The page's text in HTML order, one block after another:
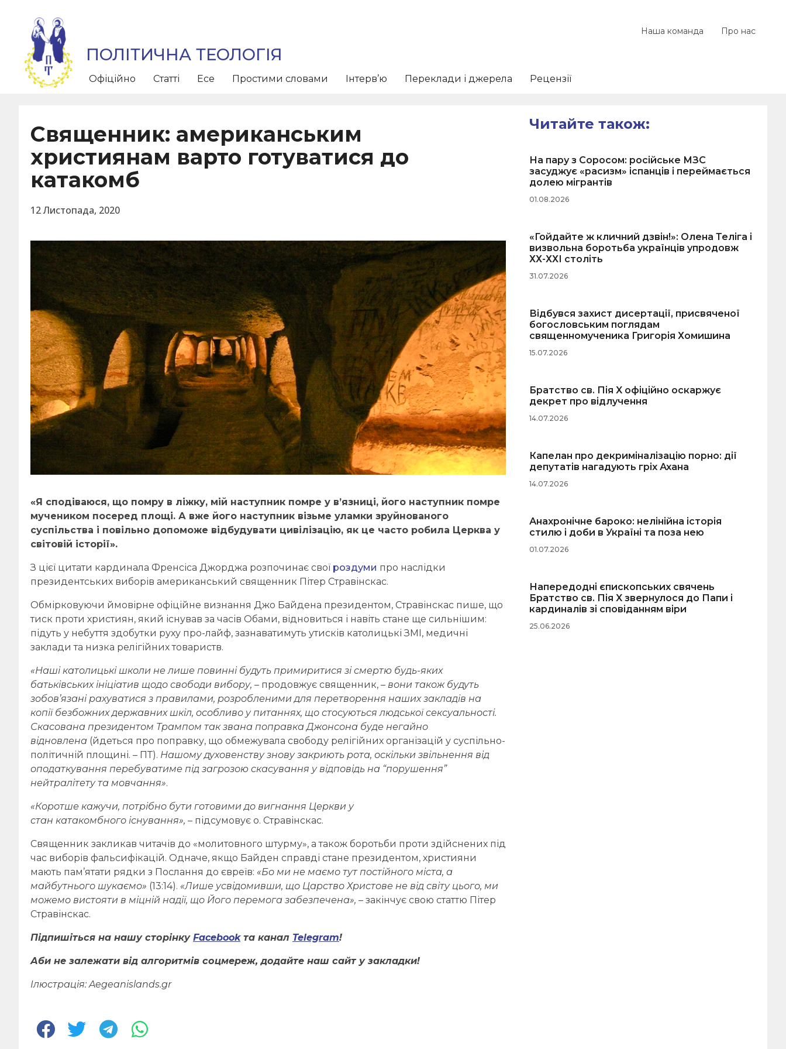
Наша команда Про нас
ПОЛІТИЧНА ТЕОЛОГІЯ
Офіційно Статті Есе Простими словами Інтерв’ю Переклади і джерела Рецензії
Священник: американським
християнам варто готуватися до
катакомб
12 Листопада, 2020
«Я сподіваюся, що помру в ліжку, мій наступник помре у в’язниці, його наступник помре
мучеником посеред площі. А вже його наступник візьме уламки зруйнованого
суспільства і повільно допоможе відбудувати цивілізацію, як це часто робила Церква у
світовій історії».
З цієї цитати кардинала Френсіса Джорджа розпочинає свої роздуми про наслідки
президентських виборів американський священник Пітер Стравінскас.
Обмірковуючи ймовірне офіційне визнання Джо Байдена президентом, Стравінскас пише, що
тиск проти християн, який існував за часів Обами, відновиться і навіть стане ще сильнішим:
підуть у небуття здобутки руху про-лайф, зазнаватимуть утисків католицькі ЗМІ, медичні
заклади та низка релігійних товариств.
«Наші католицькі школи не лише повинні будуть примиритися зісмертю будь-яких
батьківських ініціатив щодо свободи вибору, – продовжує священник, – вони також будуть
зобов’язані рахуватися з правилами, розробленими для перетворення наших закладів на
копіїбезбожних державних шкіл, особливо у питаннях, що стосуються людської сексуальності.
Скасована президентом Трампом так звана поправкаДжонсона буде негайно
відновлена (йдеться про поправку, що обмежувала свободу релігійних організацій у суспільно-
політичній площині. – ПТ). Нашому духовенству знову закриють рота, оскільки звільнення від
оподаткування перебуватиме під загрозою скасування у відповідь на “порушення”
нейтралітету та мовчання».
«Коротше кажучи, потрібно бути готовимидо вигнання Церкви у
стан катакомбного існування», – підсумовує о. Стравінскас.
Священник закликав читачів до «молитовного штурму», а також боротьби проти здійснених під
час виборів фальсифікацій. Одначе, якщо Байден справді стане президентом, християни
мають пам’ятати рядки з Послання до євреїв: «Бо ми не маємо тут постійного міста, а
майбутнього шукаємо» (13:14). «Лише усвідомивши, що Царство Христове не від світу цього, ми
можемо вистояти в міцній надії, що Його перемога забезпечена», – закінчує свою статтю Пітер
Стравінскас.
Підпишіться на нашу сторінку Facebookта канал Telegram!
Аби не залежати від алгоритмів соцмереж, додайте наш сайт у закладки!
Ілюстрація:Aegeanislands.gr
Читайте також:
На пару з Соросом: російське МЗС
засуджує «расизм» іспанців і переймається
долею мігрантів
01.08.2026
«Гойдайте ж кличний дзвін!»: Олена Теліга і
визвольна боротьба українців упродовж
ХХ-ХХІ століть
31.07.2026
Відбувся захист дисертації, присвяченої
богословським поглядам
священномученика Григорія Хомишина
15.07.2026
Братство св. Пія X офіційно оскаржує
декрет про відлучення
14.07.2026
Капелан про декриміналізацію порно: дії
депутатів нагадують гріх Ахана
14.07.2026
Анахронічне бароко: нелінійна історія
стилю і доби в Україні та поза нею
01.07.2026
Напередодні єпископських свячень
Братство св. Пія X звернулося до Папи і
кардиналів зі сповіданням віри
25.06.2026